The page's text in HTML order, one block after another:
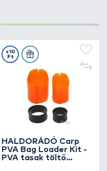
HALDORÁDÓ Carp
PVA Bag Loader Kit -
PVA tasak töltő
+10
Ft